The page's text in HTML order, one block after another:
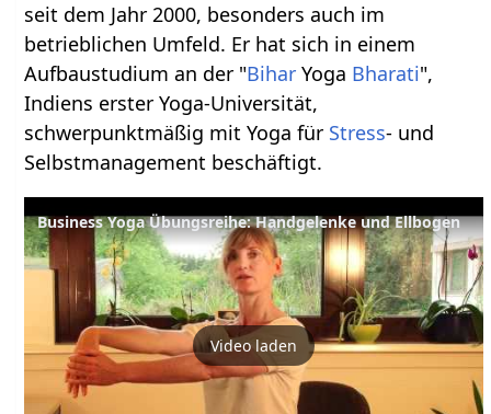
seit dem Jahr 2000, besonders auch im
betrieblichen Umfeld. Er hat sich in einem
Aufbaustudium an der "Bihar Yoga Bharati",
Indiens erster Yoga-Universität,
schwerpunktmäßig mit Yoga für Stress- und
Selbstmanagement beschäftigt.
Business Yoga Übungsreihe: Handgelenke und Ellbogen
Video laden